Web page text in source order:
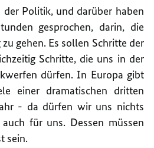
Politik, und darüber haben
gesprochen, darin, die
gehen. Es sollen Schritte der
Schritte, die uns in der
dürfen. In Europa gibt
einer dramatischen dritten
- da dürfen wir uns nichts
für uns. Dessen müssen
sein.